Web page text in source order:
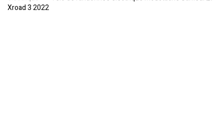
Xroad 3 2022